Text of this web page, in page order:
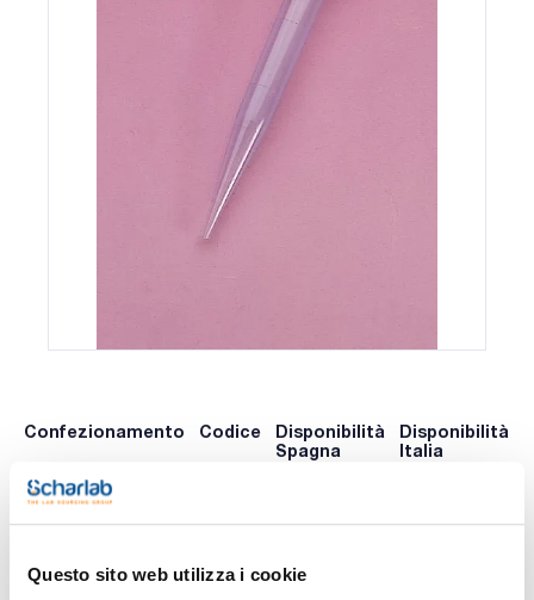
Questo sito web utilizza i cookie
Confezionamento Codice
Disponibilità
Spagna
Disponibilità
Italia
x 50x96 u.
ns.uffici
ns.uffici